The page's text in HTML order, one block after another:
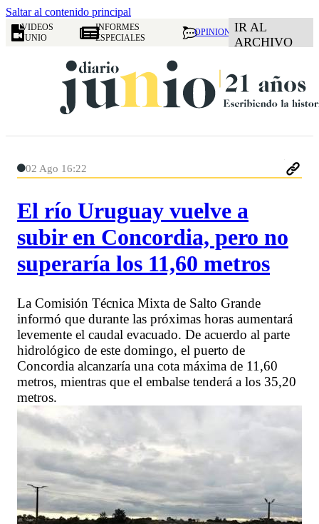
Saltar al contenido principal
VIDEOS
JUNIO
INFORMES
ESPECIALES
OPINION IR AL
ARCHIVO
02 Ago 16:22
El río Uruguay vuelve a
subir en Concordia, pero no
superaría los 11,60 metros
La Comisión Técnica Mixta de Salto Grande
informó que durante las próximas horas aumentará
levemente el caudal evacuado. De acuerdo al parte
hidrológico de este domingo, el puerto de
Concordia alcanzaría una cota máxima de 11,60
metros, mientras que el embalse tenderá a los 35,20
metros.